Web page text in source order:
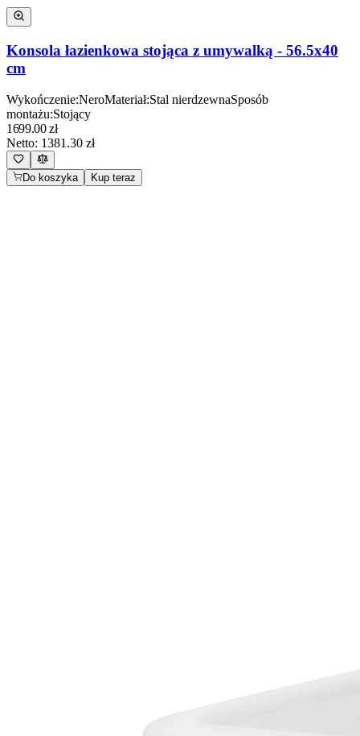
Konsola łazienkowa stojąca z umywalką - 56.5x40
cm
Wykończenie:NeroMateriał:Stal nierdzewnaSposób
montażu:Stojący
1699.00zł
Netto: 1381.30 zł
Do koszyka Kup teraz